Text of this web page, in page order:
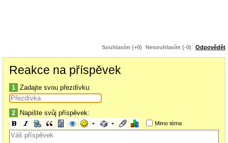
Souhlasím (+0) Nesouhlasím (-0) Odpovědět
Reakce na příspěvek
1 Zadajte svou přezdívku:
2 Napište svůj příspěvek:
Mimo téma